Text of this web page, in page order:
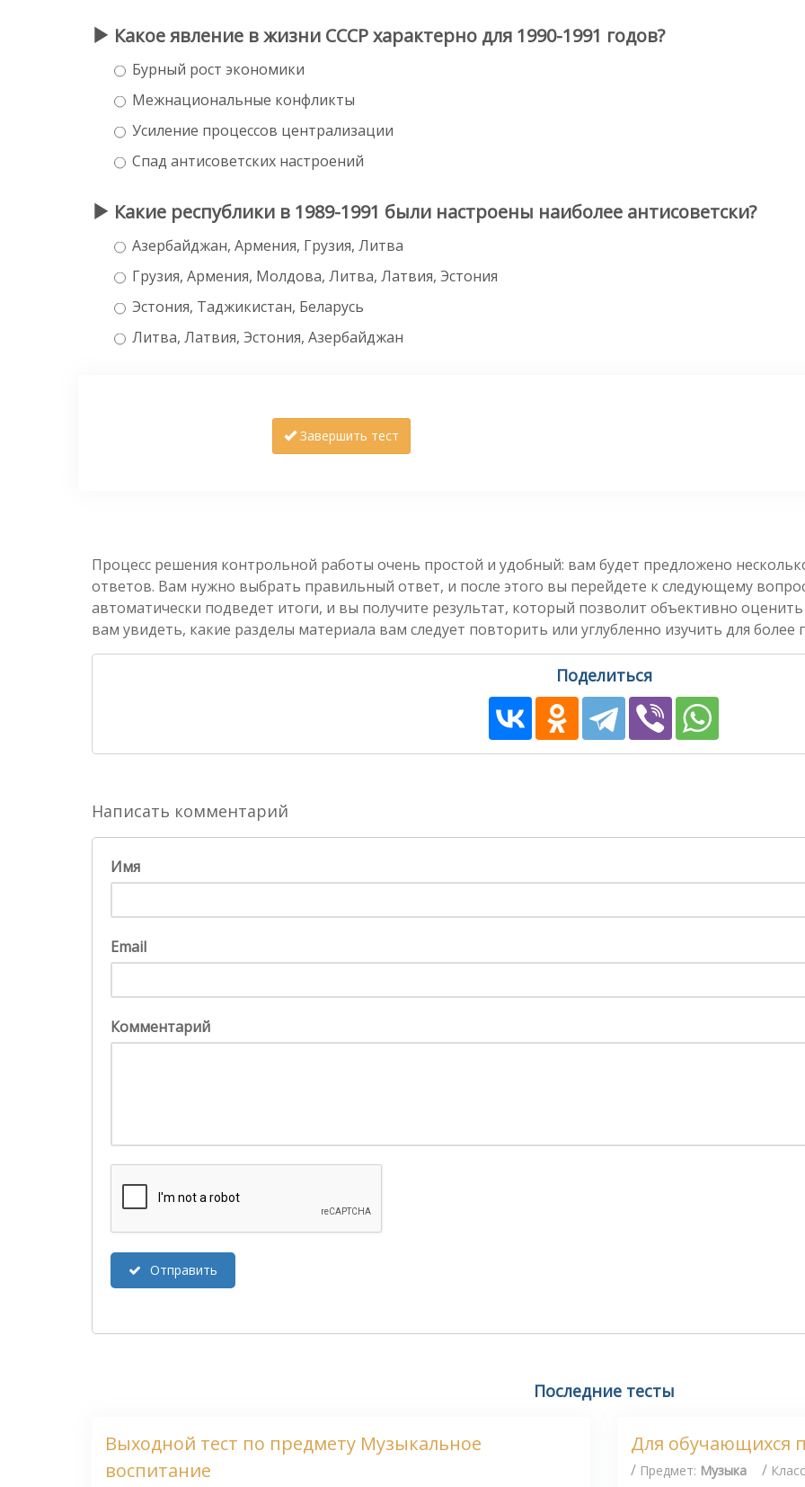
Какое явление в жизни СССР характерно для 1990-1991 годов?
Бурный рост экономики
Межнациональные конфликты
Усиление процессов централизации
Спад антисоветских настроений
Какие республики в 1989-1991 были настроены наиболее антисоветски?
Азербайджан, Армения, Грузия, Литва
Грузия, Армения, Молдова, Литва, Латвия, Эстония
Эстония, Таджикистан, Беларусь
Литва, Латвия, Эстония, Азербайджан
Завершить тест
Процесс решения контрольной работы очень простой и удобный: вам будет предложено
ответов. Вам нужно выбрать правильный ответ, и после этого вы перейдете к следующему
автоматически подведет итоги, и вы получите результат, который позволит объективно
вам увидеть, какие разделы материала вам следует повторить или углубленно изучить для более
Поделиться
Написать комментарий
Имя
Email
Комментарий
Отправить
Последние тесты
Выходной тест по предмету Музыкальное
воспитание
Для обучающихся
/ Предмет: Музыка /